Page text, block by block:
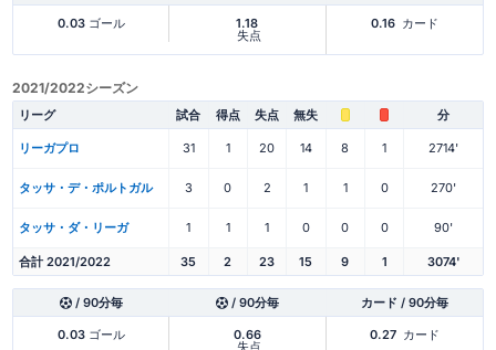
0.03ゴール 1.18
失点
0.16 カード
2021/2022シーズン
リーグ 試合 得点 失点 無失 分
リーガプロ 31 1 20 14 8 1 2714'
タッサ・デ・ポルトガル 3 0 2 1 1 0 270'
タッサ・ダ・リーガ 1 1 1 0 0 0 90'
合計 2021/2022 35 2 23 15 9 1 3074'
/ 90分毎 / 90分毎 カード / 90分毎
0.03ゴール 0.66
失点
0.27 カード